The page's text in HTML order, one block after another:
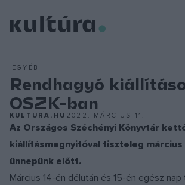
EGYÉB
Rendhagyó
OSZK-ban
KULTURA.HU 2022. MÁRCIUS 11.
Az Országos Széchényi Könyvtár
kiállításmegnyitóval tiszteleg március
ünnepünk előtt.
Március 14-én délután és 15-én egész